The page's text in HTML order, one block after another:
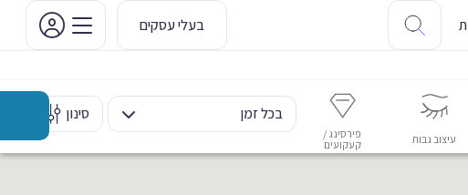
בעלי עסקים
עיצוב גבות
פירסינג /
קעקועים
אסתטיקה דנטלית
בכל זמן סינון